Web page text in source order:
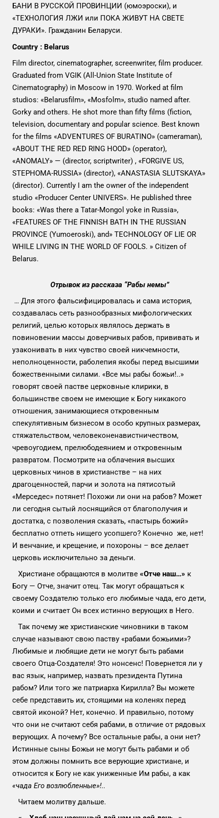
БАНИ В РУССКОЙ ПРОВИНЦИИ (юмоэроски), и
«ТЕХНОЛОГИЯ ЛЖИ или ПОКА ЖИВУТ НА СВЕТЕ
ДУРАКИ». Гражданин Беларуси.
Country : Belarus
Film director, cinematographer, screenwriter, film producer.
Graduated from VGIK (All-Union State Institute of
Cinematography) in Moscow in 1970. Worked at film
studios: «Belarusfilm», «Mosfolm», studio named after.
Gorky and others. He shot more than fifty films (fiction,
television, documentary and popular science. Best known
for the films «ADVENTURES OF BURATINO» (cameraman),
«ABOUT THE RED RED RING HOOD» (operator),
«ANOMALY» — (director, scriptwriter) , «FORGIVE US,
STEPHOMA-RUSSIA» (director), «ANASTASIA SLUTSKAYA»
(director). Currently I am the owner of the independent
studio «Producer Center UNIVERS». He published three
books: «Was there a Tatar-Mongol yoke in Russia»,
«FEATURES OF THE FINNISH BATH IN THE RUSSIAN
PROVINCE (Yumoeroski), and» TECHNOLOGY OF LIE OR
WHILE LIVING IN THE WORLD OF FOOLS. » Citizen of
Belarus.
Отрывок из рассказа “Рабы немы”
… Для этого фальсифицировалась и сама история,
создавалась сеть разнообразных мифологических
религий, целью которых являлось держать в
повиновении массы доверчивых рабов, прививать и
узаконивать в них чувство своей никчемности,
неполноценности, раболепия якобы перед высшими
божественными силами. «Все мы рабы божьи!..»
говорят своей пастве церковные клирики, в
большинстве своем не имеющие к Богу никакого
отношения, занимающиеся откровенным
спекулятивным бизнесом в особо крупных размерах,
стяжательством, человеконенавистничеством,
чревоугодием, прелюбодеянием и откровенным
развратом. Посмотрите на облачения высших
церковных чинов в христианстве – на них
драгоценностей, парчи и золота на пятисотый
«Мерседес» потянет! Похожи ли они на рабов? Может
ли сегодня сытый лоснящийся от благополучия и
достатка, с позволения сказать, «пастырь божий»
бесплатно отпеть нищего усопшего? Конечно же, нет!
И венчание, и крещение, и похороны – все делает
церковь исключительно за деньги.
Христиане обращаются в молитве «Отче наш…» к
Богу — Отче, значит отец. Так могут обращаться к
своему Создателю только его любимые чада, его дети,
коими и считает Он всех истинно верующих в Него.
Так почему же христианские чиновники в таком
случае называют свою паству «рабами божьими»?
Любимые и любящие дети не могут быть рабами
своего Отца-Создателя! Это нонсенс! Повернется ли у
вас язык, например, назвать президента Путина
рабом? Или того же патриарха Кирилла? Вы можете
себе представить их, стоящими на коленях перед
святой иконой? Нет, конечно. И правильно, потому
что они не считают себя рабами, в отличие от рядовых
верующих. А почему? Все остальные рабы, а они нет?
Истинные сыны Божьи не могут быть рабами и об
этом должны помнить все верующие христиане, и
относится к Богу не как униженные Им рабы, а как
«чада Его возлюбленные»!..
Читаем молитву дальше.